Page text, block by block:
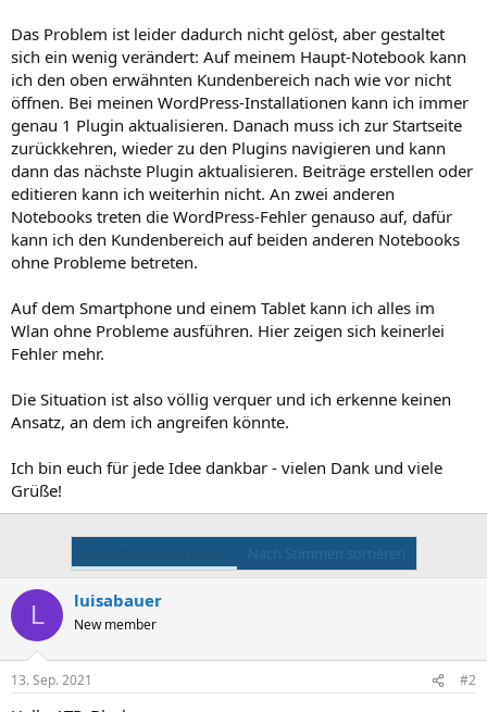
Das Problem ist leider dadurch nicht gelöst, aber gestaltet
sich ein wenig verändert: Auf meinem Haupt-Notebook kann
ich den oben erwähnten Kundenbereich nach wie vor nicht
öffnen. Bei meinen WordPress-Installationen kann ich immer
genau 1 Plugin aktualisieren. Danach muss ich zur Startseite
zurückkehren, wieder zu den Plugins navigieren und kann
dann das nächste Plugin aktualisieren. Beiträge erstellen oder
editieren kann ich weiterhin nicht. An zwei anderen
Notebooks treten die WordPress-Fehler genauso auf, dafür
kann ich den Kundenbereich auf beiden anderen Notebooks
ohne Probleme betreten.
Auf dem Smartphone und einem Tablet kann ich alles im
Wlan ohne Probleme ausführen. Hier zeigen sich keinerlei
Fehler mehr.
Die Situation ist also völlig verquer und ich erkenne keinen
Ansatz, an dem ich angreifen könnte.
Ich bin euch für jede Idee dankbar - vielen Dank und viele
Grüße!
Nach Stimmen sortieren
L luisabauer
New member
13. Sep. 2021 #2